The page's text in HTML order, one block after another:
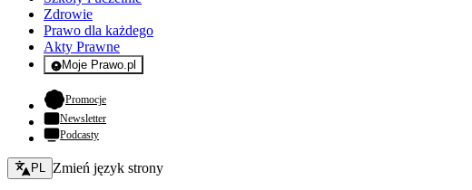
Zdrowie
Prawo dla każdego
Akty Prawne
Moje Prawo.pl
- rejestracja i logowanie do serwisu
Promocje- otwiera się w nowej karcie
Newsletter
Podcasty
Zmień język - bieżący:
PL Zmień język strony